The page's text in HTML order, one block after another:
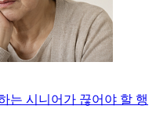
는 시니어가 끊어야 할 행